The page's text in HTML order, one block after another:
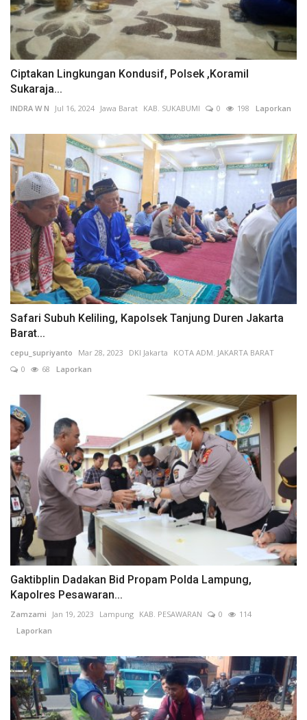
Ciptakan Lingkungan Kondusif, Polsek ,Koramil
Sukaraja...
INDRA W N Jul 16, 2024 Jawa Barat KAB. SUKABUMI 0 198 Laporkan
Safari Subuh Keliling, Kapolsek Tanjung Duren Jakarta
Barat...
cepu_supriyanto Mar 28, 2023 DKI Jakarta
KOTA ADM. JAKARTA BARAT
0
68 Laporkan
Gaktibplin Dadakan Bid Propam Polda Lampung,
Kapolres Pesawaran...
Zamzami Jan 19, 2023 Lampung KAB. PESAWARAN 0
114
Laporkan